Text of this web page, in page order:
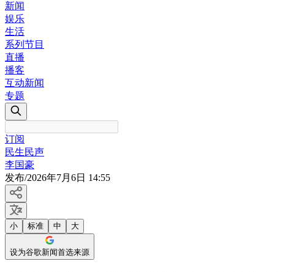
新闻
娱乐
生活
系列节目
直播
播客
互动新闻
专题
订阅
民生民声
李国豪
发布/2026年7月6日 14:55
小 标准 中 大
设为谷歌新闻首选来源